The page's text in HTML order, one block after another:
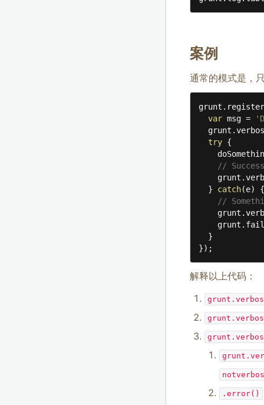
案例
通常的模式是，
var msg =
try {
//
  }
catch(e) {
//
});
解释以上代码：
.error()